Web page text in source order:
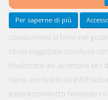
condominio si trovi nel
titolo negoziale concluso
finalizzato ad accertare se
siano ascrivibili ad
essere condotto tenendo
Per saperne di più